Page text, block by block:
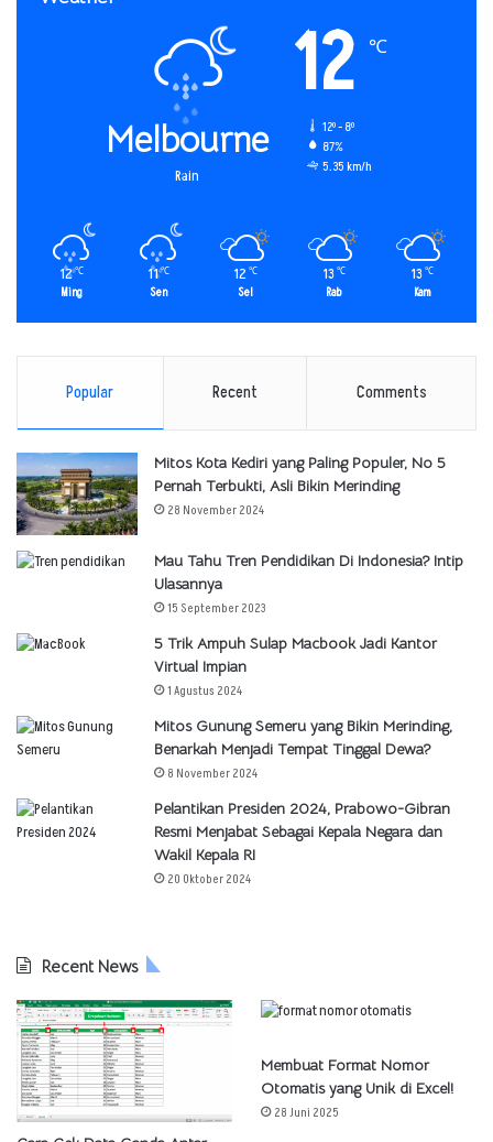
Melbourne
Rain
12 ℃
12º - 8º
87%
5.35 km/h
12℃
Ming
11℃
Sen
12 ℃
Sel
13 ℃
Rab
13 ℃
Kam
Popular Recent Comments
Mitos Kota Kediri yang Paling Populer, No 5
Pernah Terbukti, Asli Bikin Merinding
28 November 2024
Mau Tahu Tren Pendidikan Di Indonesia? Intip
Ulasannya
15 September 2023
5 Trik Ampuh Sulap Macbook Jadi Kantor
Virtual Impian
1 Agustus 2024
Mitos Gunung Semeru yang Bikin Merinding,
Benarkah Menjadi Tempat Tinggal Dewa?
8 November 2024
Pelantikan Presiden 2024, Prabowo-Gibran
Resmi Menjabat Sebagai Kepala Negara dan
Wakil Kepala RI
20 Oktober 2024
Recent News
Membuat Format Nomor
Otomatis yang Unik di Excel!
28 Juni 2025